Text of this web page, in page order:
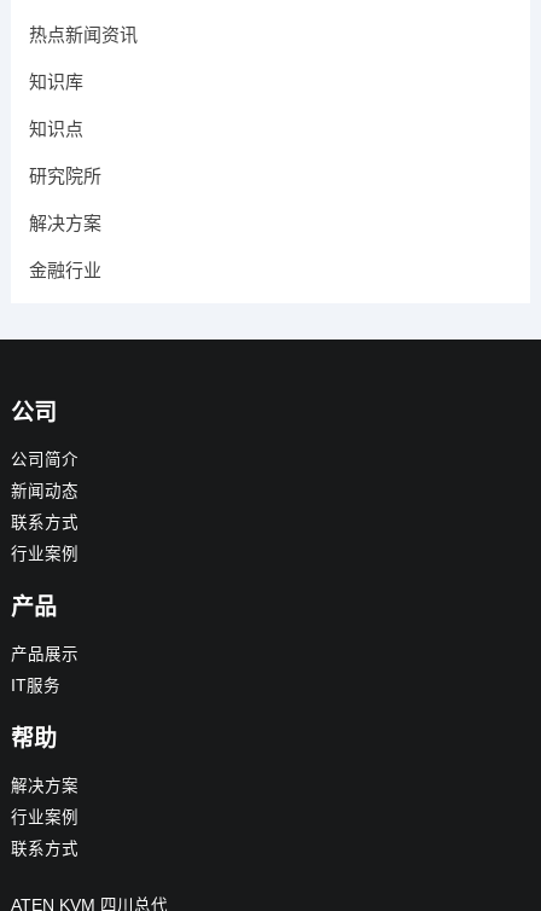
热点新闻资讯
知识库
知识点
研究院所
解决方案
金融行业
公司
公司简介
新闻动态
联系方式
行业案例
产品
产品展示
IT服务
帮助
解决方案
行业案例
联系方式
ATEN KVM 四川总代